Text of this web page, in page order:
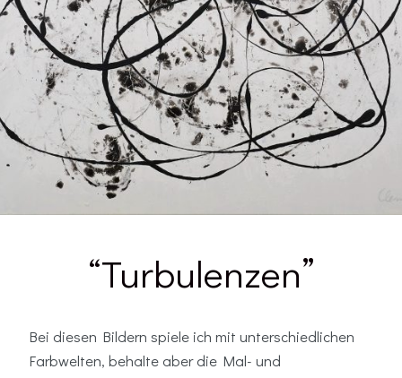
“Turbulenzen”
Bei diesen Bildern spiele ich mit unterschiedlichen
Farbwelten, behalte aber die Mal- und